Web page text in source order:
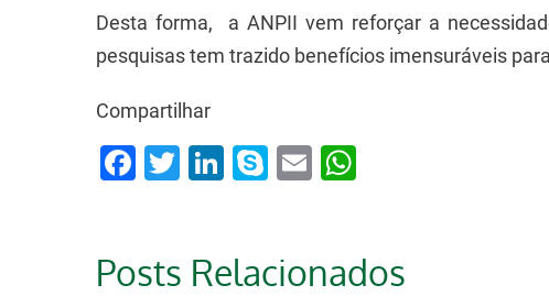
Desta forma, a ANPII vem reforçar a
pesquisas tem trazido benefícios imensuráveis
Compartilhar
Facebook
Twitter
LinkedIn
Skype
Email
Posts Relacionados